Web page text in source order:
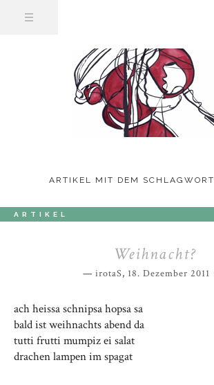
ARTIKEL MIT DEM SCHLAGWORT
ARTIKEL
Weihnacht?
irotaS, 18. Dezember 2011
ach heissa schnipsa hopsa sa
bald ist weihnachts abend da
tutti frutti mumpiz ei salat
drachen lampen im spagat